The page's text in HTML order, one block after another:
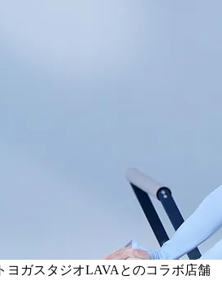
崎店
店内）
ヨガスタジオLAVAとのコラボ店舗